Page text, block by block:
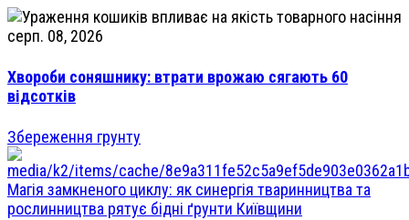
серп. 08, 2026
Хвороби соняшнику: втрати врожаю сягають 60
відсотків
Збереження грунту
Магія замкненого циклу: як синергія тваринництва та
рослинництва рятує бідні ґрунти Київщини